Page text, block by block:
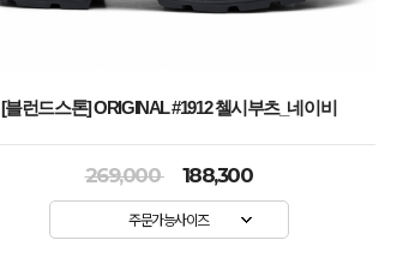
[블런드스톤] ORIGINAL #1912 첼시부츠_네이비
269,000 188,300
주문가능사이즈